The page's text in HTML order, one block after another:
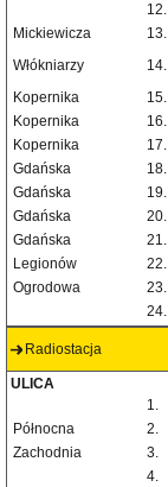
12.
Mickiewicza
13.
Włókniarzy
14.
Kopernika 15.
Kopernika
16.
Kopernika
17.
Gdańska
18.
Gdańska
19.
Gdańska
20.
Gdańska
21.
Legionów
22.
Ogrodowa
23.
24.
Radiostacja
ULICA
1.
Północna
2.
Zachodnia
3.
4.